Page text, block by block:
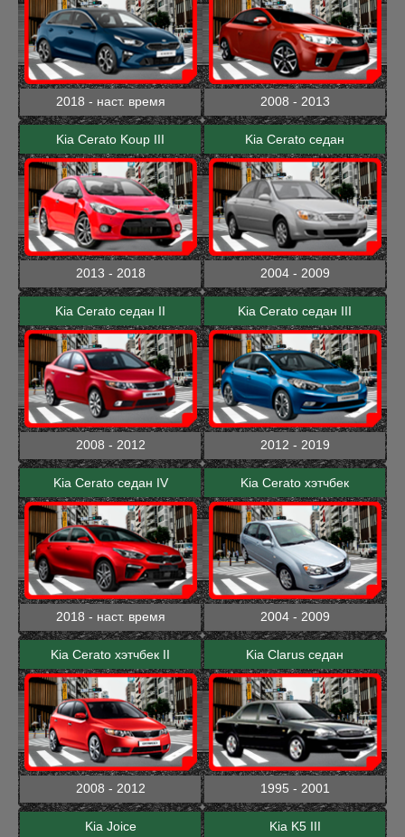
2018 - наст. время 2008 - 2013
Kia Cerato Koup III
2013 - 2018
Kia Cerato седан
2004 - 2009
Kia Cerato седан II
2008 - 2012
Kia Cerato седан III
2012 - 2019
Kia Cerato седан IV
2018 - наст. время
Kia Cerato хэтчбек
2004 - 2009
Kia Cerato хэтчбек II
2008 - 2012
Kia Clarus седан
1995 - 2001
Kia Joice Kia K5 III